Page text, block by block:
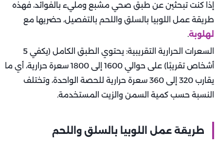
إذا كنت تبحثين عن طبق صحي مشبع ومليء بالفوائد، فهذه
طريقة عمل اللوبيا بالسلق واللحم بالتفصيل، حضريها مع
لهلوبة.
السعرات الحرارية التقريبية: يحتوي الطبق الكامل (يكفي 5
أشخاص تقريبًا) على حوالي 1600 إلى 1800 سعرة حرارية، أي ما
يقارب 320 إلى 360 سعرة حرارية للحصة الواحدة، وتختلف
النسبة حسب كمية السمن والزيت المستخدمة.
طريقة عمل اللوبيا بالسلق واللحم